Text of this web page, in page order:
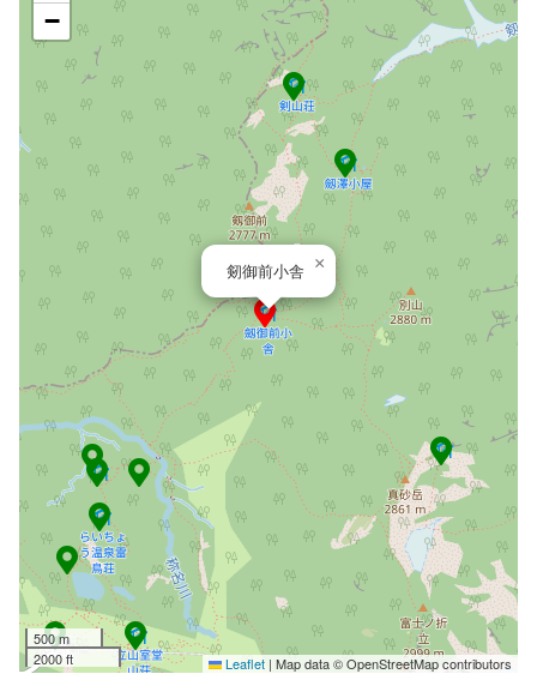
剱御前小舎 ×
−
500 m
2000 ft
Leaflet | Map data © OpenStreetMap contributors